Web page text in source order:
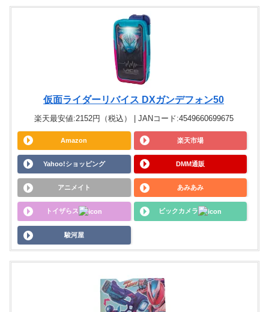
仮面ライダーリバイス DXガンデフォン50
楽天最安値:2152円（税込） | JANコード:4549660699675
Amazon 楽天市場
Yahoo!ショッピング DMM通販
アニメイト あみあみ
トイザらス ビックカメラ
駿河屋